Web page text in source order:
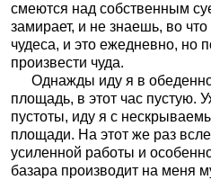
смеются над собственным
замирает, и не знаешь, во
чудеса, и это ежедневно, но
произвести чуда.
Однажды иду я в
площадь, в этот час пустую.
пустоты, иду я с
площади. На этот же раз
усиленной работы и
базара производит на меня